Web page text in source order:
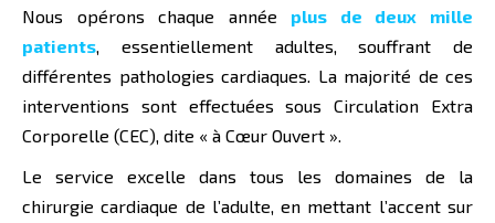
Nous opérons chaque année plus de deux mille
patients , essentiellement adultes, souffrant de
différentes pathologies cardiaques. La majorité de ces
interventions sont effectuées sous Circulation Extra
Corporelle (CEC), dite « à Cœur Ouvert ».
Le service excelle dans tous les domaines de la
chirurgie cardiaque de l’adulte, en mettant l’accent sur